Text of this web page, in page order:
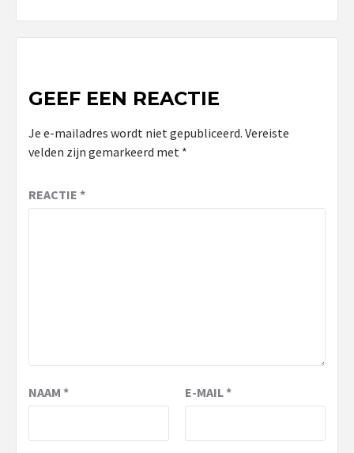
GEEF EEN REACTIE
Je e-mailadres wordt niet gepubliceerd. Vereiste
velden zijn gemarkeerd met *
REACTIE *
NAAM * E-MAIL*